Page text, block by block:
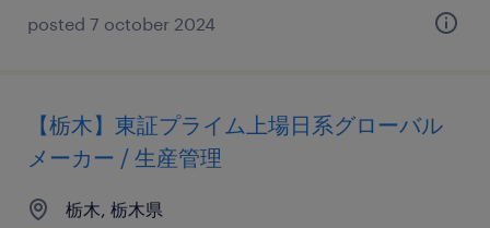
posted 7 october 2024
【栃木】東証プライム上場日系グローバル
メーカー / 生産管理
栃木, 栃木県